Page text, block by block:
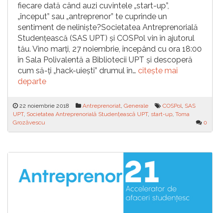
fiecare dată când auzi cuvintele „start-up”,
„început” sau „antreprenor” te cuprinde un
sentiment de neliniște?Societatea Antreprenorială
Studențească (SAS UPT) și COSPol vin în ajutorul
tău. Vino marți, 27 noiembrie, începând cu ora 18:00
în Sala Polivalentă a Bibliotecii UPT și descoperă
cum să-ți „hack-uiești” drumul în… citește mai
departe
22 noiembrie 2018 Antreprenoriat Generale COSPol SAS
UPT, Societatea Antreprenorială Studențească UPT, start-up Toma
Grozăvescu
0